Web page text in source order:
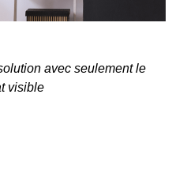
avec seulement le
visible